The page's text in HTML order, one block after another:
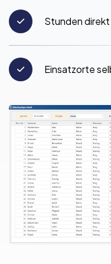
Stunden
Einsatzorte